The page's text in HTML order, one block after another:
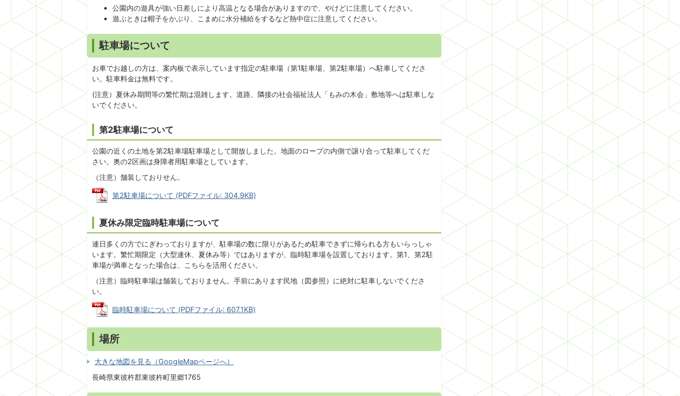
公園内の遊具が強い日差しにより高温となる場合がありますので、やけどに注意してください。
遊ぶときは帽子をかぶり、こまめに水分補給をするなど熱中症に注意してください。
駐車場について
お車でお越しの方は、案内板で表示しています指定の駐車場（第1駐車場、第2駐車場）へ駐車してくださ
い。駐車料金は無料です。
(注意）夏休み期間等の繁忙期は混雑します。道路、隣接の社会福祉法人「もみの木会」敷地等へは駐車しな
いでください。
第2駐車場について
公園の近くの土地を第2駐車場駐車場として開放しました。地面のロープの内側で譲り合って駐車してくだ
さい。奥の2区画は身障者用駐車場としています。
（注意）舗装しておりせん。
第2駐車場について (PDFファイル: 304.9KB)
夏休み限定臨時駐車場について
連日多くの方でにぎわっておりますが、駐車場の数に限りがあるため駐車できずに帰られる方もいらっしゃ
います。繁忙期限定（大型連休、夏休み等）ではありますが、臨時駐車場を設置しております。第1、第2駐
車場が満車となった場合は、こちらを活用ください。
（注意）臨時駐車場は舗装しておりません。手前にあります民地（図参照）に絶対に駐車しないでくださ
い。
臨時駐車場について (PDFファイル: 607.1KB)
場所
大きな地図を見る（GoogleMapページへ）
長崎県東彼杵郡東彼杵町里郷1765